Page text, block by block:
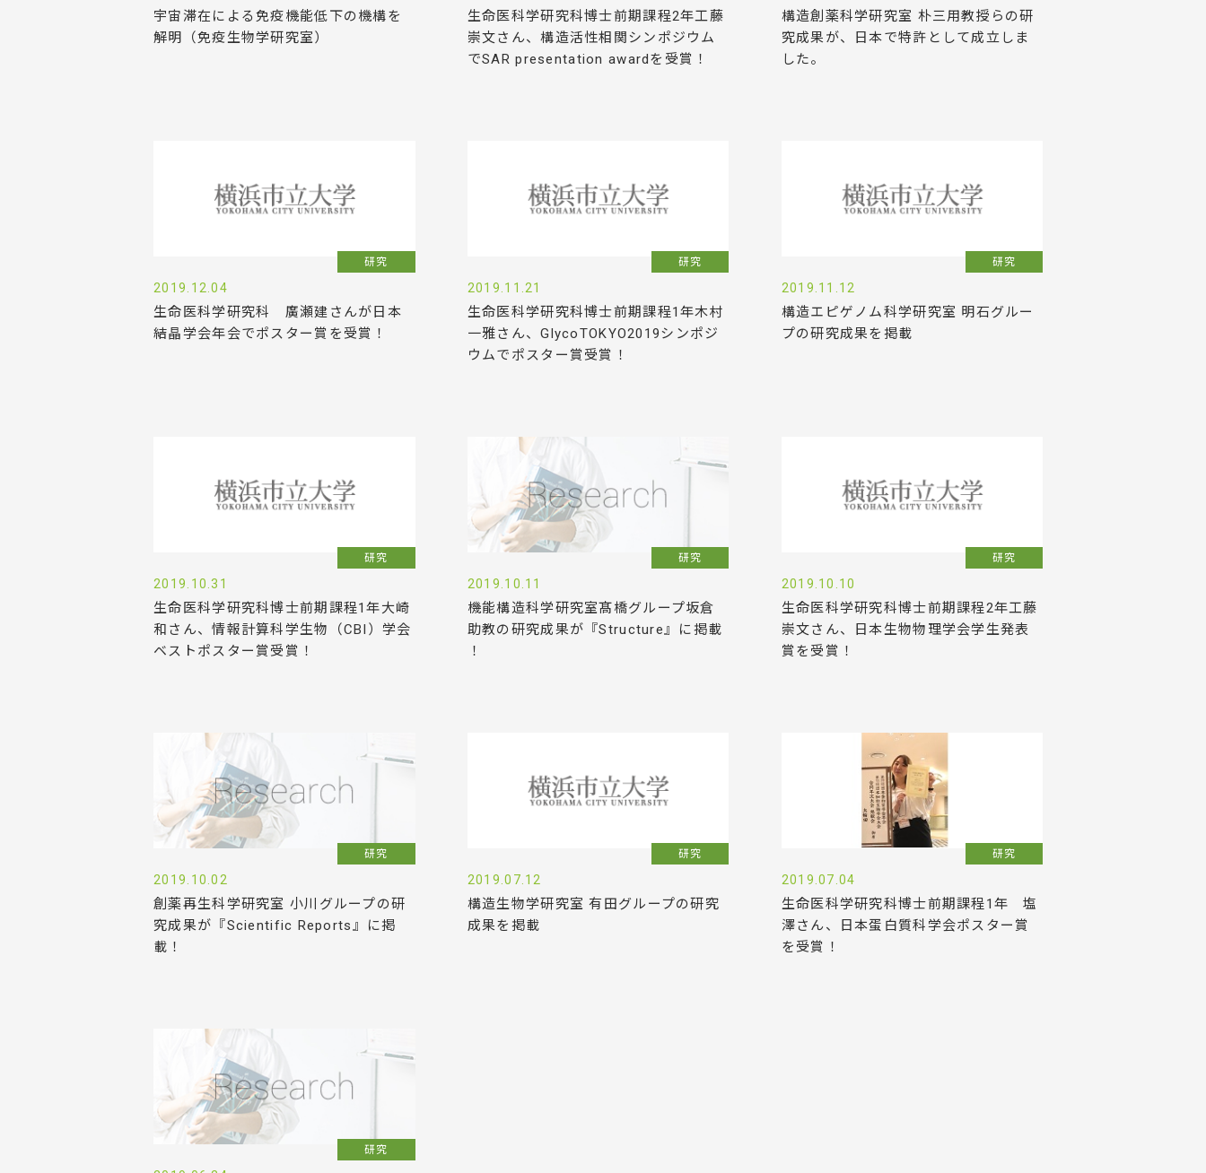
宇宙滞在による免疫機能低下の機構を
解明（免疫生物学研究室）
生命医科学研究科博士前期課程2年工藤
崇文さん、構造活性相関シンポジウム
でSAR presentation awardを受賞！
構造創薬科学研究室 朴三用教授らの研
究成果が、日本で特許として成立しま
した。
研究
2019.12.04
生命医科学研究科 廣瀬建さんが日本
結晶学会年会でポスター賞を受賞！
研究
2019.11.21
生命医科学研究科博士前期課程1年木村
一雅さん、GlycoTOKYO2019シンポジ
ウムでポスター賞受賞！
研究
2019.11.12
構造エピゲノム科学研究室 明石グルー
プの研究成果を掲載
研究
2019.10.31
生命医科学研究科博士前期課程1年大崎
和さん、情報計算科学生物（CBI）学会
ベストポスター賞受賞！
研究
2019.10.11
機能構造科学研究室髙橋グループ坂倉
助教の研究成果が『Structure』に掲載
！
研究
2019.10.10
生命医科学研究科博士前期課程2年工藤
崇文さん、日本生物物理学会学生発表
賞を受賞！
研究
2019.10.02
創薬再生科学研究室 小川グループの研
究成果が『Scientific Reports』に掲
載！
研究
2019.07.12
構造生物学研究室 有田グループの研究
成果を掲載
研究
2019.07.04
生命医科学研究科博士前期課程1年 塩
澤さん、日本蛋白質科学会ポスター賞
を受賞！
研究